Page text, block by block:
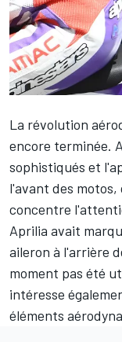
La révolution
encore terminée.
sophistiqués et
l'avant des
concentre
Aprilia avait
aileron à l'arrière
moment pas été
intéresse
éléments